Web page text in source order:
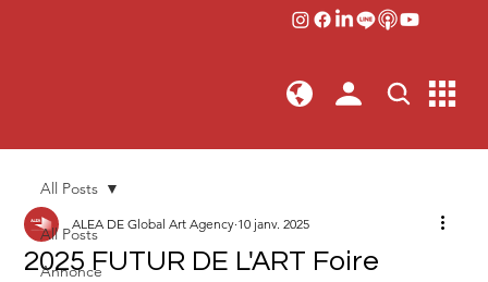
All Posts
Annonce
All Posts
2025 FUTUR DE L'ART Foire
ALEA DE Global Art Agency 10 janv. 2025